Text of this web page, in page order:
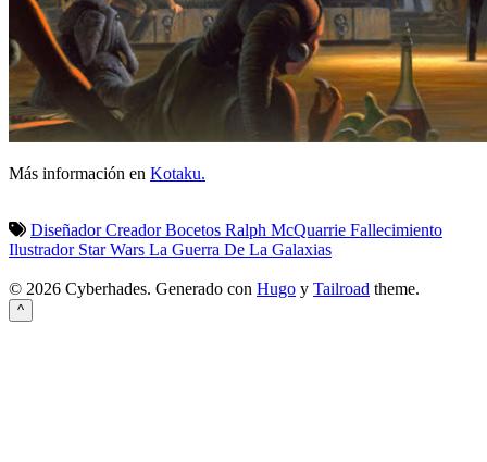
Más información en Kotaku.
DiseñadorCreadorBocetos Ralph McQuarrie Fallecimiento
Ilustrador Star Wars La Guerra De La Galaxias
© 2026 Cyberhades. Generado con Hugo y Tailroad theme.
^